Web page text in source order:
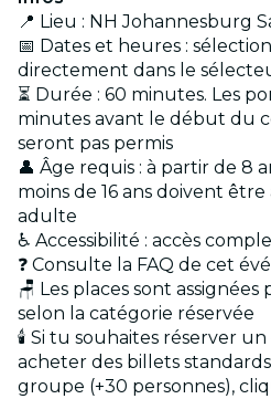
📍 Lieu : NH Johannesburg
📅 Dates et heures :
directement dans le
⏳ Durée : 60 minutes. Les
minutes avant le début du
seront pas permis
👤 Âge requis : à partir de 8
moins de 16 ans doivent
adulte
♿ Accessibilité : accès
❓ Consulte la FAQ de cet
🪑 Les places sont
selon la catégorie réservée
🕯️ Si tu souhaites réserver
acheter des billets
groupe (+30 personnes),